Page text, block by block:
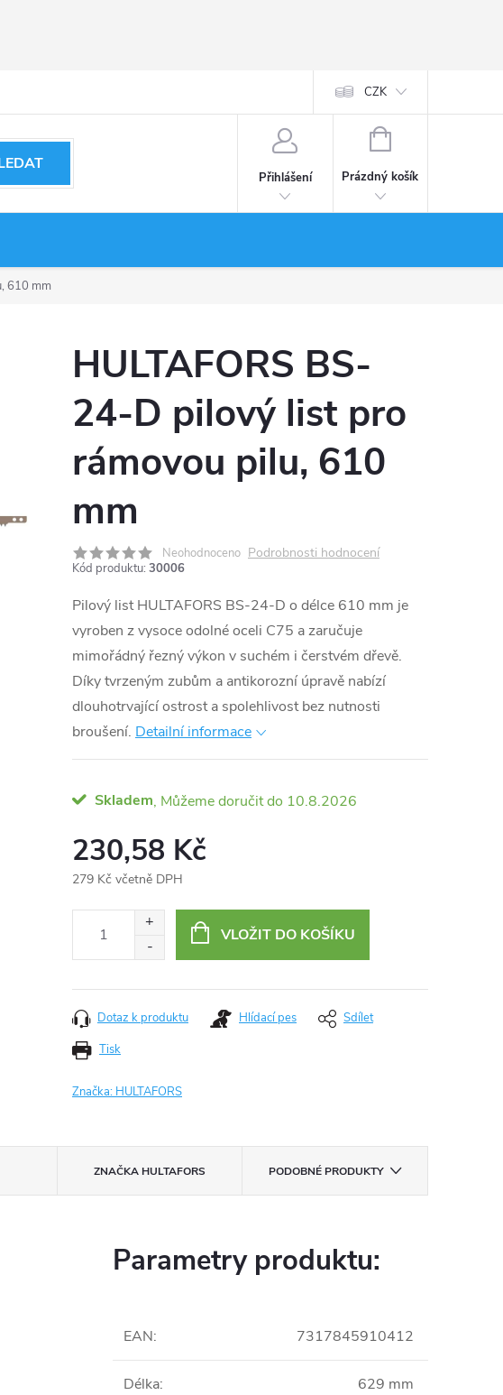
CZK
Přihlášení
NÁKUPNÍ
Prázdný košík
610 mm
HULTAFORS BS-
24-D pilový list pro
rámovou pilu, 610
mm
Neohodnoceno Podrobnosti hodnocení
Kód produktu: 30006
Pilový list HULTAFORS BS-24-D o délce 610 mm je
vyroben z vysoce odolné oceli C75 a zaručuje
mimořádný řezný výkon v suchém i čerstvém dřevě.
Díky tvrzeným zubům a antikorozní úpravě nabízí
dlouhotrvající ostrost a spolehlivost bez nutnosti
broušení. Detailní informace
Skladem 10.8.2026
230,58 Kč
279 Kč včetně DPH
VLOŽIT DO KOŠÍKU
Tisk
Dotaz k produktu Hlídací pes Sdílet
Značka: HULTAFORS
ZNAČKAHULTAFORS PODOBNÉ PRODUKTY
Parametry produktu:
EAN: 7317845910412
Délka: 629 mm